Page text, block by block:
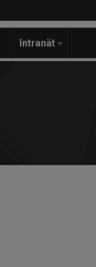
Intranät